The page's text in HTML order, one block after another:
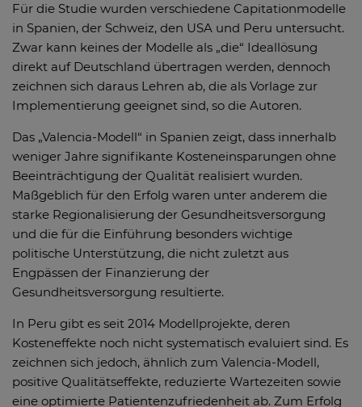
Für die Studie wurden verschiedene Capitationmodelle
in Spanien, der Schweiz, den USA und Peru untersucht.
Zwar kann keines der Modelle als „die“ Ideallösung
direkt auf Deutschland übertragen werden, dennoch
zeichnen sich daraus Lehren ab, die als Vorlage zur
Implementierung geeignet sind, so die Autoren.
Das „Valencia-Modell“ in Spanien zeigt, dass innerhalb
weniger Jahre signifikante Kosteneinsparungen ohne
Beeinträchtigung der Qualität realisiert wurden.
Maßgeblich für den Erfolg waren unter anderem die
starke Regionalisierung der Gesundheitsversorgung
und die für die Einführung besonders wichtige
politische Unterstützung, die nicht zuletzt aus
Engpässen der Finanzierung der
Gesundheitsversorgung resultierte.
In Peru gibt es seit 2014 Modellprojekte, deren
Kosteneffekte noch nicht systematisch evaluiert sind. Es
zeichnen sich jedoch, ähnlich zum Valencia-Modell,
positive Qualitätseffekte, reduzierte Wartezeiten sowie
eine optimierte Patientenzufriedenheit ab. Zum Erfolg